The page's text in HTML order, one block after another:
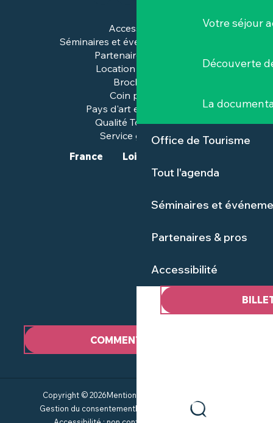
Votre séjour
Découverte
La
Office de Tourisme
Tout l'agenda
Séminaires et
Partenaires & pros
Accessibilité
Accessibilité
Séminaires et événements pros
Partenaires & pros
Location de salles
Brochures
Coin presse
Pays d'art et d'histoire
Qualité Tourisme™
Service groupes
COMMENT VENIR ?
France Loire-Atlantique
Copyright © 2026Mentions Légales
Gestion du consentementPolitique de confidentialité